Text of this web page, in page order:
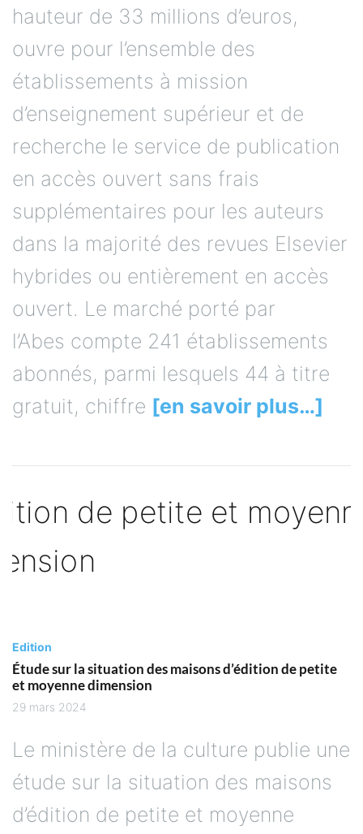
hauteur de 33 millions d’euros,
ouvre pour l’ensemble des
établissements à mission
d’enseignement supérieur et de
recherche le service de publication
en accès ouvert sans frais
supplémentaires pour les auteurs
dans la majorité des revues Elsevier
hybrides ou entièrement en accès
ouvert. Le marché porté par
l’Abes compte 241 établissements
abonnés, parmi lesquels 44 à titre
gratuit, chiffre [en savoir plus…]
Edition
Étude sur la situation des maisons d’édition de petite
et moyenne dimension
29 mars 2024
Le ministère de la culture publie une
étude sur la situation des maisons
d’édition de petite et moyenne